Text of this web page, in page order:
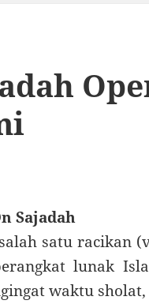
Sajadah
satu racikan
lunak
waktu